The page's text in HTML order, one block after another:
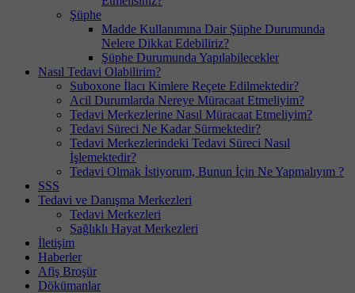
Şüphe
Madde Kullanımına Dair Şüphe Durumunda
Nelere Dikkat Edebiliriz?
Şüphe Durumunda Yapılabilecekler
Nasıl Tedavi Olabilirim?
Suboxone İlacı Kimlere Reçete Edilmektedir?
Acil Durumlarda Nereye Müracaat Etmeliyim?
Tedavi Merkezlerine Nasıl Müracaat Etmeliyim?
Tedavi Süreci Ne Kadar Sürmektedir?
Tedavi Merkezlerindeki Tedavi Süreci Nasıl
İşlemektedir?
Tedavi Olmak İstiyorum, Bunun İçin Ne Yapmalıyım ?
SSS
Tedavi ve Danışma Merkezleri
Tedavi Merkezleri
Sağlıklı Hayat Merkezleri
İletişim
Haberler
Afiş Broşür
Dökümanlar